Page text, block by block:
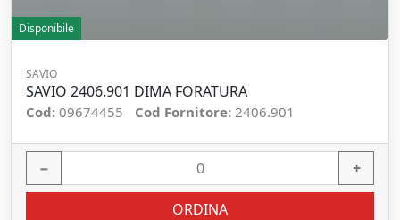
Disponibile
SAVIO
SAVIO 2406.901 DIMA FORATURA
Cod: 09674455 Cod Fornitore: 2406.901
− +
ORDINA